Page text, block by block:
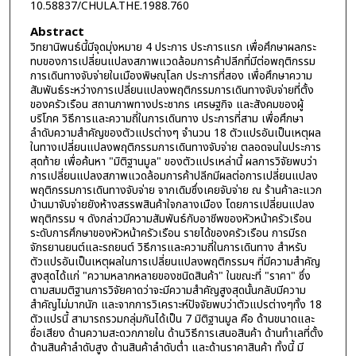
10.58837/CHULA.THE.1988.760
Abstract
วิทยานิพนธ์นี้มีจุดมุ่งหมาย 4 ประการ ประการแรก เพื่อศึกษาผลกระ
ทบของการเปลี่ยนแปลงสภาพแวดล้อมการค้าปลีกที่มีต่อพฤติกรรม
การเดินทางจับจ่ายในเมืองพิษณุโลก ประการที่สอง เพื่อศึกษาความ
สัมพันธ์ระหว่างการเปลี่ยนแปลงพฤติกรรมการเดินทางจับจ่ายที่ตั้ง
ของครัวเรือน สถานภาพทางประชากร เศรษฐกิจ และสังคมของผู้
บริโภค วิธีการและความถี่ในการเดินทาง ประการที่สาม เพื่อศึกษา
ลำดับความสำคัญของตัวแปรต่างๆ จำนวน 18 ตัวแปรอันเป็นเหตุผล
ในทางเปลี่ยนแปลงพฤติกรรมการเดินทางจับจ่าย ตลอดจนในประการ
สุดท้าย เพื่อค้นหา "มิติฐานมูล" ของตัวแปรเหล่านี้ ผลการวิจัยพบว่า
การเปลี่ยนแปลงสภาพแวดล้อมการค้าปลีกมีผลต่อการเปลี่ยนแปลง
พฤติกรรมการเดินทางจับจ่าย จากเดิมซึ่งเคยจับจ่าย ณ ร้านค้าละแวก
บ้านมาจับจ่ายยังห้างสรรพสินค้าใจกลางเมือง โดยการเปลี่ยนแปลง
พฤติกรรม ฯ ดังกล่าวมีความสัมพันธ์กับอาชีพของหัวหน้าครัวเรือน
ระดับการศึกษาของหัวหน้าครัวเรือน รายได้ของครัวเรือน การมีรถ
จักรยานยนต์และรถยนต์ วิธีการและความถี่ในการเดินทาง สำหรับ
ตัวแปรอันเป็นเหตุผลในการเปลี่ยนแปลงพฤติกรรมฯ ที่มีความสำคัญ
สูงสุดได้แก่ "ความหลากหลายของชนิดสินค้า" ในขณะที่ "ราคา" ซึ่ง
ตามสมมติฐานการวิจัยคาดว่าจะมีความสำคัญสูงสุดนั้นกลับมีความ
สำคัญไม่มากนัก และจากการวิเคราะห์ปัจจัยพบว่าตัวแปรต่างๆทั้ง 18
ตัวแปรนี้ สามารถรวมกลุ่มกันได้เป็น 7 มิติฐานมูล คือ ด้านขนาดและ
ชื่อเสียง ด้านความสะดวกภายใน ด้านวิธีการเสนอสินค้า ด้านทำเลที่ตั้ง
ด้านสินค้าลำดับสูง ด้านสินค้าลำดับต่ำ และด้านราคาสินค้า ทั้งนี้ มี